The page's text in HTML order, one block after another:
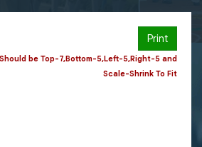
Print
be Top-7,Bottom-5,Left-5,Right-5 and
Scale-Shrink To Fit